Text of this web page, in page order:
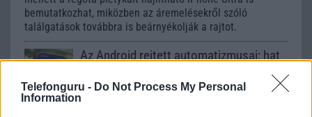
Telefonguru - Do Not Process My Personal
Information
bemutatkozhat, miközben az áremelésekről szóló
találgatások továbbra is beárnyékolják a rajtot.
Az Android rejtett automatizmusai: hat
meg a mindennapokat
2026.06.14